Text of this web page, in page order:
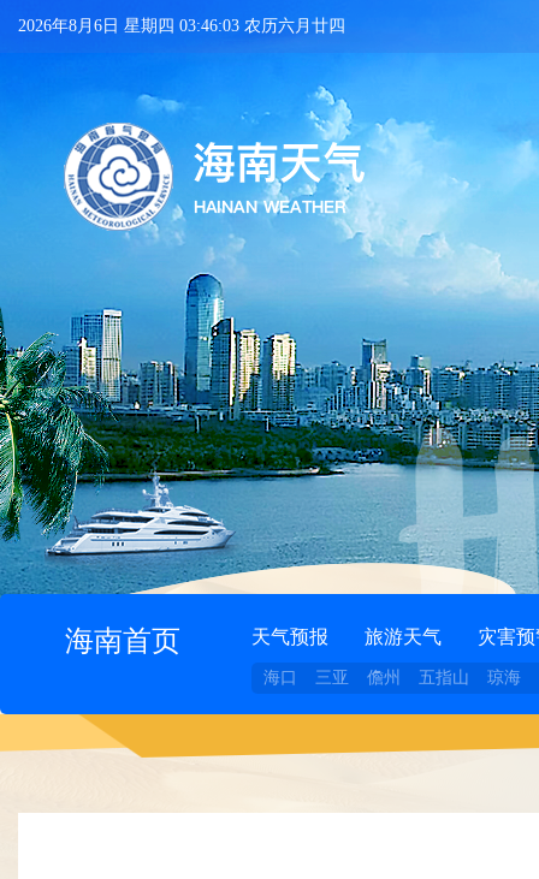
2026年8月6日 星期四 03:46:04 农历六月廿四
海南首页 天气预报 旅游天气 灾害
海口 三亚 儋州 五指山 琼海